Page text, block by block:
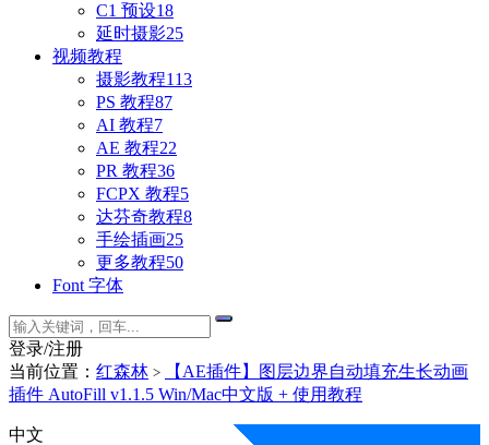
C1 预设18
延时摄影25
视频教程
摄影教程113
PS 教程87
AI 教程7
AE 教程22
PR 教程36
FCPX 教程5
达芬奇教程8
手绘插画25
更多教程50
Font 字体
登录/注册
当前位置： 红森林 >
【AE插件】图层边界自动填充生长动画
插件 AutoFill v1.1.5 Win/Mac中文版 + 使用教程
中文